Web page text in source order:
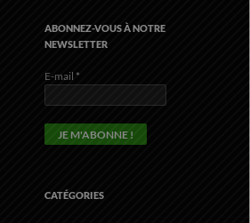
ABONNEZ-VOUS À NOTRE
NEWSLETTER
E-mail *
CATÉGORIES